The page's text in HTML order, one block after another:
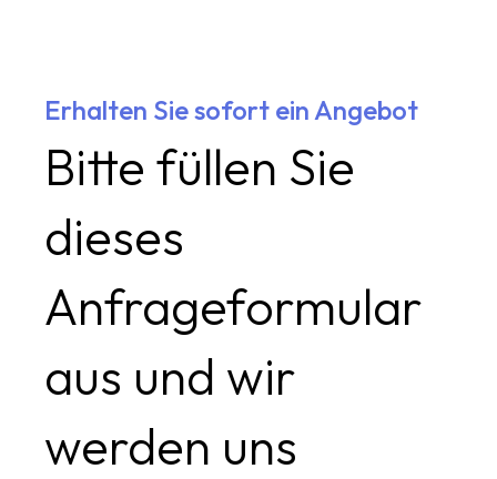
Erhalten Sie sofort ein Angebot
Bitte füllen Sie
dieses
Anfrageformular
aus und wir
werden uns